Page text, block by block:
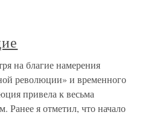
на благие намерения
революции» и временного
привела к весьма
Ранее я отметил, что начало